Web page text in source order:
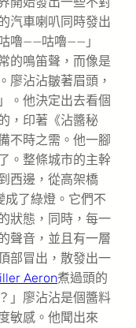
汽車喇叭同時發出
嚕——咕嚕——」
的鳴笛聲，而像是
廖沾沾皺著眉頭，
。他決定出去看個
，印著《沾醬秘
不時之需。他一腳
。整條城市的主幹
西邊，從高架橋
成了綠燈。它們不
狀態，同時，每一
聲音，並且有一層
部冒出，散發出一
Aeron煮過頭的
」廖沾沾是個醬料
敏感。他聞出來